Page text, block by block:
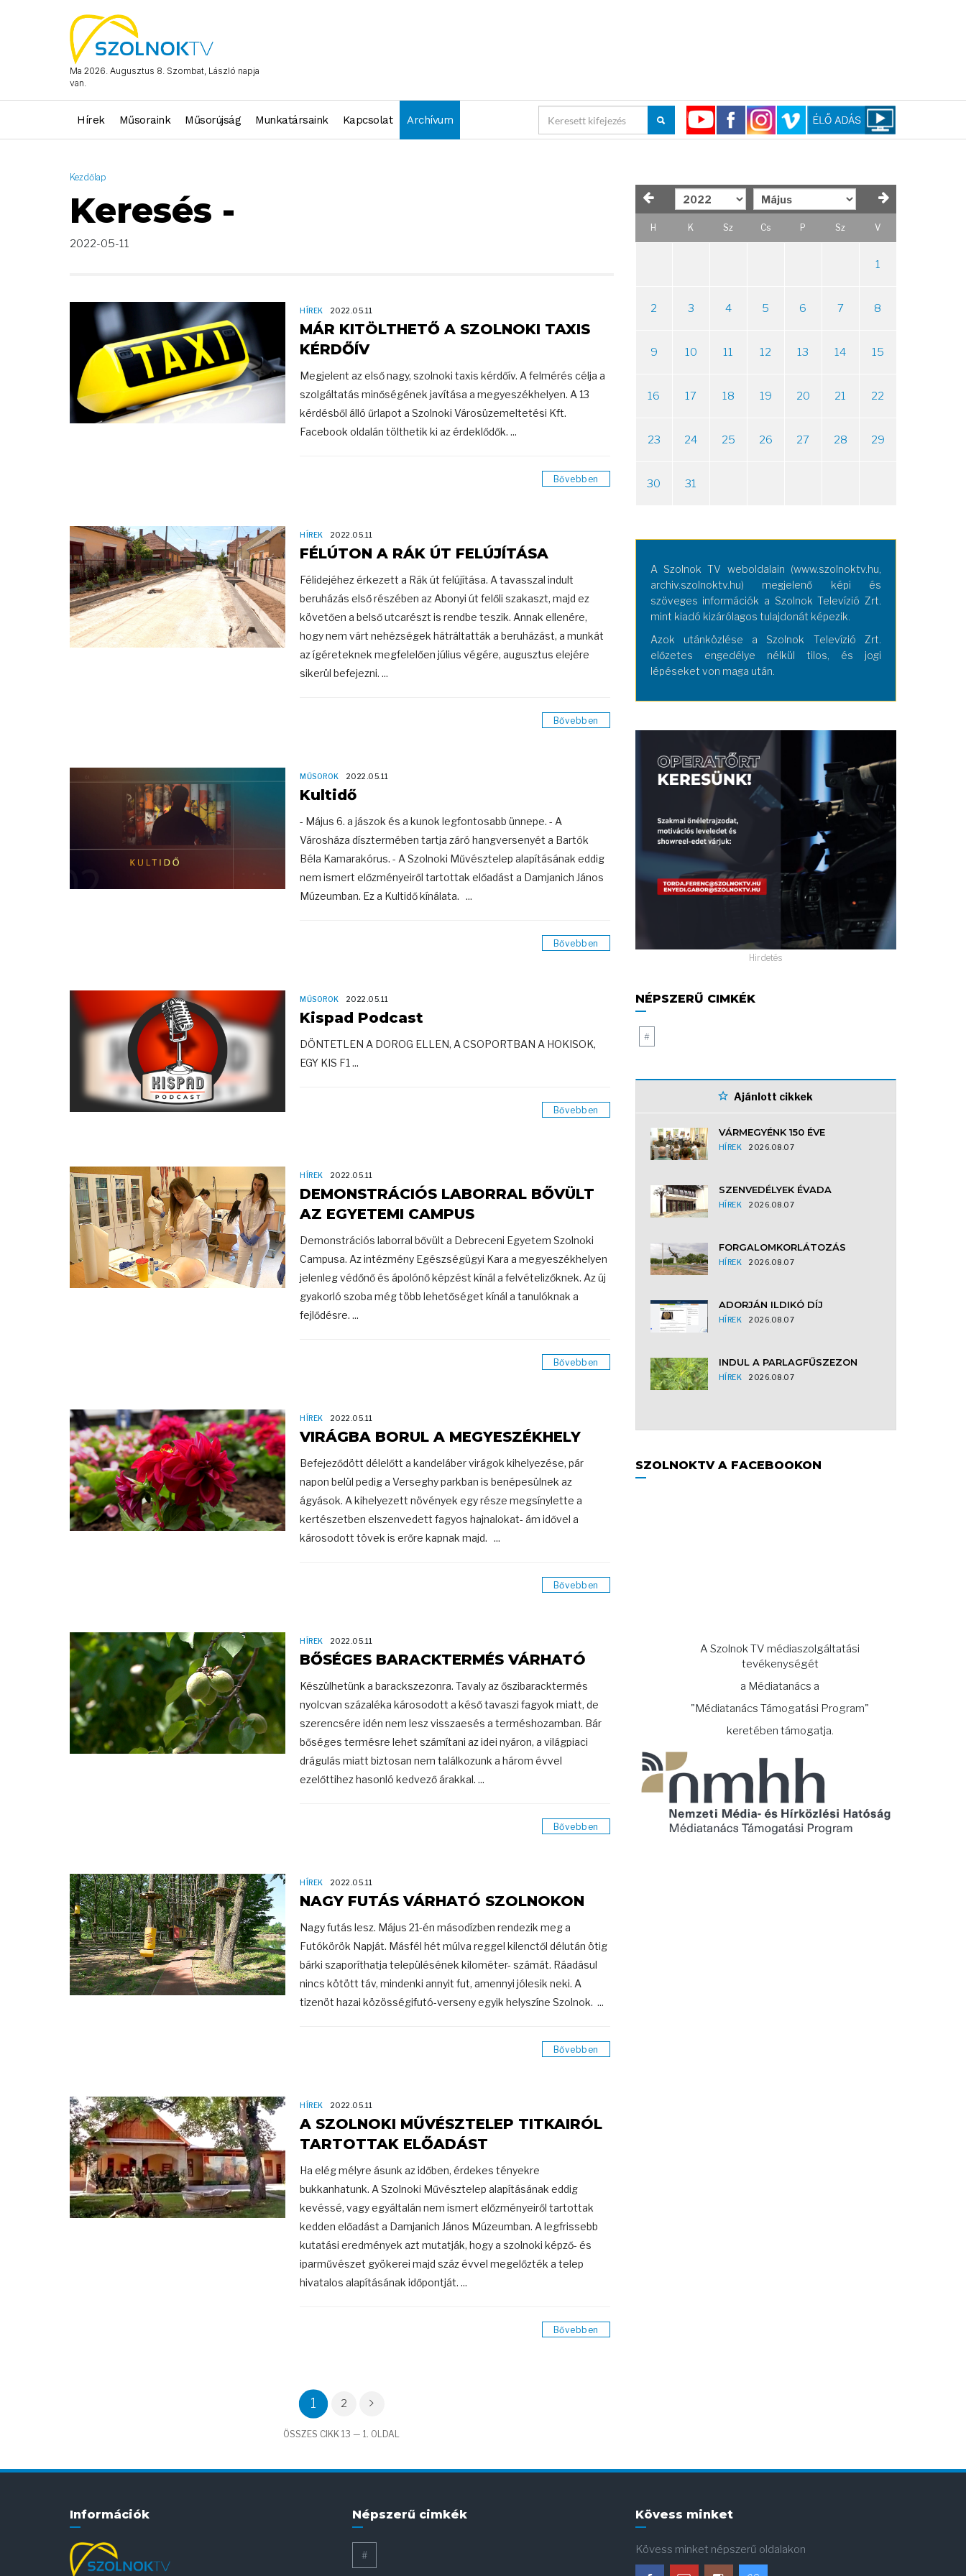
Ma 2026. Augusztus 8. Szombat, László napja
van.
Hírek Műsoraink Műsorújság Munkatársaink Kapcsolat Archívum
Kezdőlap
Keresés -
2022-05-11
HÍREK 2022.05.11
MÁR KITÖLTHETŐ A SZOLNOKI TAXIS
KÉRDŐÍV
Megjelent az első nagy, szolnoki taxis kérdőív. A felmérés célja a
szolgáltatás minőségének javítása a megyeszékhelyen. A 13
kérdésből álló űrlapot a Szolnoki Városüzemeltetési Kft.
Facebook oldalán tölthetik ki az érdeklődők. ...
Bővebben
HÍREK 2022.05.11
FÉLÚTON A RÁK ÚT FELÚJÍTÁSA
Félidejéhez érkezett a Rák út felújítása. A tavasszal indult
beruházás első részében az Abonyi út felőli szakaszt, majd ez
követően a belső utcarészt is rendbe teszik. Annak ellenére,
hogy nem várt nehézségek hátráltatták a beruházást, a munkát
az ígéreteknek megfelelően július végére, augusztus elejére
sikerül befejezni. ...
Bővebben
MŰSOROK 2022.05.11
Kultidő
- Május 6. a jászok és a kunok legfontosabb ünnepe. - A
Városháza dísztermében tartja záró hangversenyét a Bartók
Béla Kamarakórus. - A Szolnoki Művésztelep alapításának eddig
nem ismert előzményeiről tartottak előadást a Damjanich János
Múzeumban. Ez a Kultidő kínálata. ...
Bővebben
MŰSOROK 2022.05.11
Kispad Podcast
DÖNTETLEN A DOROG ELLEN, A CSOPORTBAN A HOKISOK,
EGY KIS F1 ...
Bővebben
HÍREK 2022.05.11
DEMONSTRÁCIÓS LABORRAL BŐVÜLT
AZ EGYETEMI CAMPUS
Demonstrációs laborral bővült a Debreceni Egyetem Szolnoki
Campusa. Az intézmény Egészségügyi Kara a megyeszékhelyen
jelenleg védőnő és ápolónő képzést kínál a felvételizőknek. Az új
gyakorló szoba még több lehetőséget kínál a tanulóknak a
fejlődésre. ...
Bővebben
HÍREK 2022.05.11
VIRÁGBA BORUL A MEGYESZÉKHELY
Befejeződött délelőtt a kandeláber virágok kihelyezése, pár
napon belül pedig a Verseghy parkban is benépesülnek az
ágyások. A kihelyezett növények egy része megsínylette a
kertészetben elszenvedett fagyos hajnalokat- ám idővel a
károsodott tövek is erőre kapnak majd. ...
Bővebben
HÍREK 2022.05.11
BŐSÉGES BARACKTERMÉS VÁRHATÓ
Készülhetünk a barackszezonra. Tavaly az őszibaracktermés
nyolcvan százaléka károsodott a késő tavaszi fagyok miatt, de
szerencsére idén nem lesz visszaesés a terméshozamban. Bár
bőséges termésre lehet számítani az idei nyáron, a világpiaci
drágulás miatt biztosan nem találkozunk a három évvel
ezelőttihez hasonló kedvező árakkal. ...
Bővebben
HÍREK 2022.05.11
NAGY FUTÁS VÁRHATÓ SZOLNOKON
Nagy futás lesz. Május 21-én másodízben rendezik meg a
Futókörök Napját. Másfél hét múlva reggel kilenctől délután ötig
bárki szaporíthatja településének kilométer- számát. Ráadásul
nincs kötött táv, mindenki annyit fut, amennyi jólesik neki. A
tizenöt hazai közösségifutó-verseny egyik helyszíne Szolnok. ...
Bővebben
HÍREK 2022.05.11
A SZOLNOKI MŰVÉSZTELEP TITKAIRÓL
TARTOTTAK ELŐADÁST
Ha elég mélyre ásunk az időben, érdekes tényekre
bukkanhatunk. A Szolnoki Művésztelep alapításának eddig
kevéssé, vagy egyáltalán nem ismert előzményeiről tartottak
kedden előadást a Damjanich János Múzeumban. A legfrissebb
kutatási eredmények azt mutatják, hogy a szolnoki képző- és
iparművészet gyökerei majd száz évvel megelőzték a telep
hivatalos alapításának időpontját. ...
Bővebben
1 2
ÖSSZES CIKK 13 — 1. OLDAL
H K Sz Cs P Sz V
1
2 3 4 5 6 7 8
9 10 11 12 13 14 15
16 17 18 19 20 21 22
23 24 25 26 27 28 29
30 31
A Szolnok TV weboldalain (www.szolnoktv.hu,
archiv.szolnoktv.hu) megjelenő képi és
szöveges információk a Szolnok Televízió Zrt.
mint kiadó kizárólagos tulajdonát képezik.
Azok utánközlése a Szolnok Televízió Zrt.
előzetes engedélye nélkül tilos, és jogi
lépéseket von maga után.
Hirdetés
NÉPSZERŰ CIMKÉK
#
Ajánlott cikkek
VÁRMEGYÉNK 150 ÉVE
HÍREK 2026.08.07
SZENVEDÉLYEK ÉVADA
HÍREK 2026.08.07
FORGALOMKORLÁTOZÁS
HÍREK 2026.08.07
ADORJÁN ILDIKÓ DÍJ
HÍREK 2026.08.07
INDUL A PARLAGFŰSZEZON
HÍREK 2026.08.07
SZOLNOKTV A FACEBOOKON
A Szolnok TV médiaszolgáltatási
tevékenységét
a Médiatanács a
"Médiatanács Támogatási Program"
keretében támogatja.
Információk Népszerű cimkék
#
Kövess minket
Kövess minket népszerű oldalakon